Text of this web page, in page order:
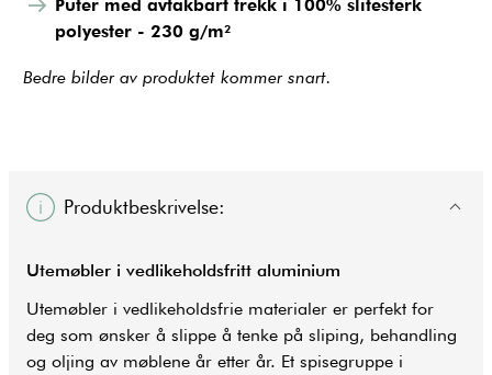
Puter med avtakbart trekk i 100% slitesterk
polyester - 230 g/m²
Bedre bilder av produktet kommer snart.
Produktbeskrivelse:
Utemøbler i vedlikeholdsfritt aluminium
Utemøbler i vedlikeholdsfrie materialer er perfekt for
deg som ønsker å slippe å tenke på sliping, behandling
og oljing av møblene år etter år. Et spisegruppe i